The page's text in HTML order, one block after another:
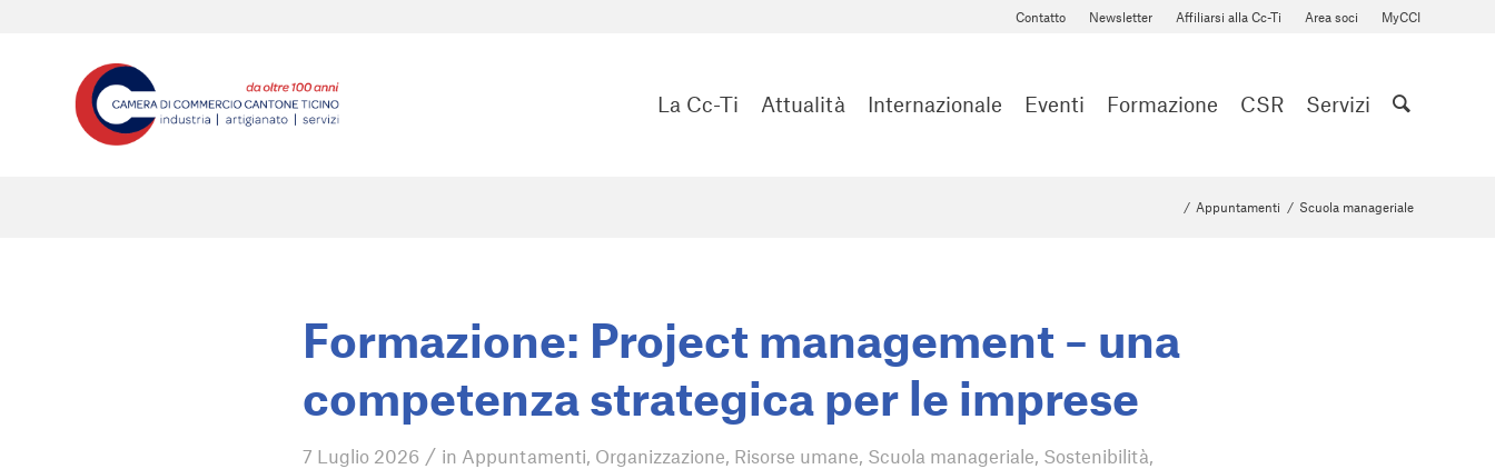
Contatto Newsletter Affiliarsi alla Cc-Ti Area soci MyCCI
La Cc-Ti Attualità Internazionale Eventi Formazione CSR Servizi
/ Appuntamenti / Scuola manageriale
Formazione: Project management – una
competenza strategica per le imprese
7 Luglio 2026 / in Appuntamenti, Organizzazione, Risorse umane, Scuola manageriale, Sostenibilità,